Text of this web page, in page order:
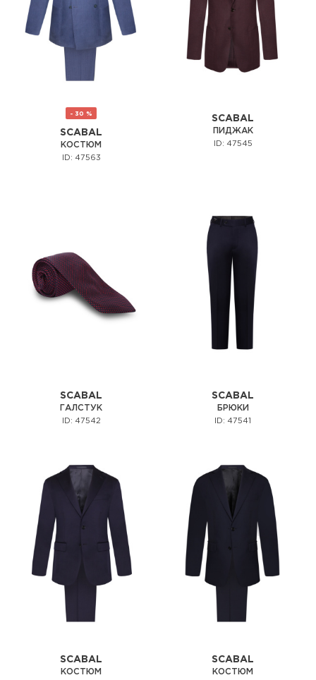
- 30 %
SCABAL
КОСТЮМ
ID: 47563
SCABAL
ПИДЖАК
ID: 47545
SCABAL
ГАЛСТУК
ID: 47542
SCABAL
БРЮКИ
ID: 47541
SCABAL
КОСТЮМ
SCABAL
КОСТЮМ